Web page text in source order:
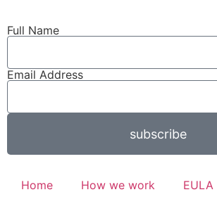
Full Name
Email Address
subscribe
Home How we work EULA